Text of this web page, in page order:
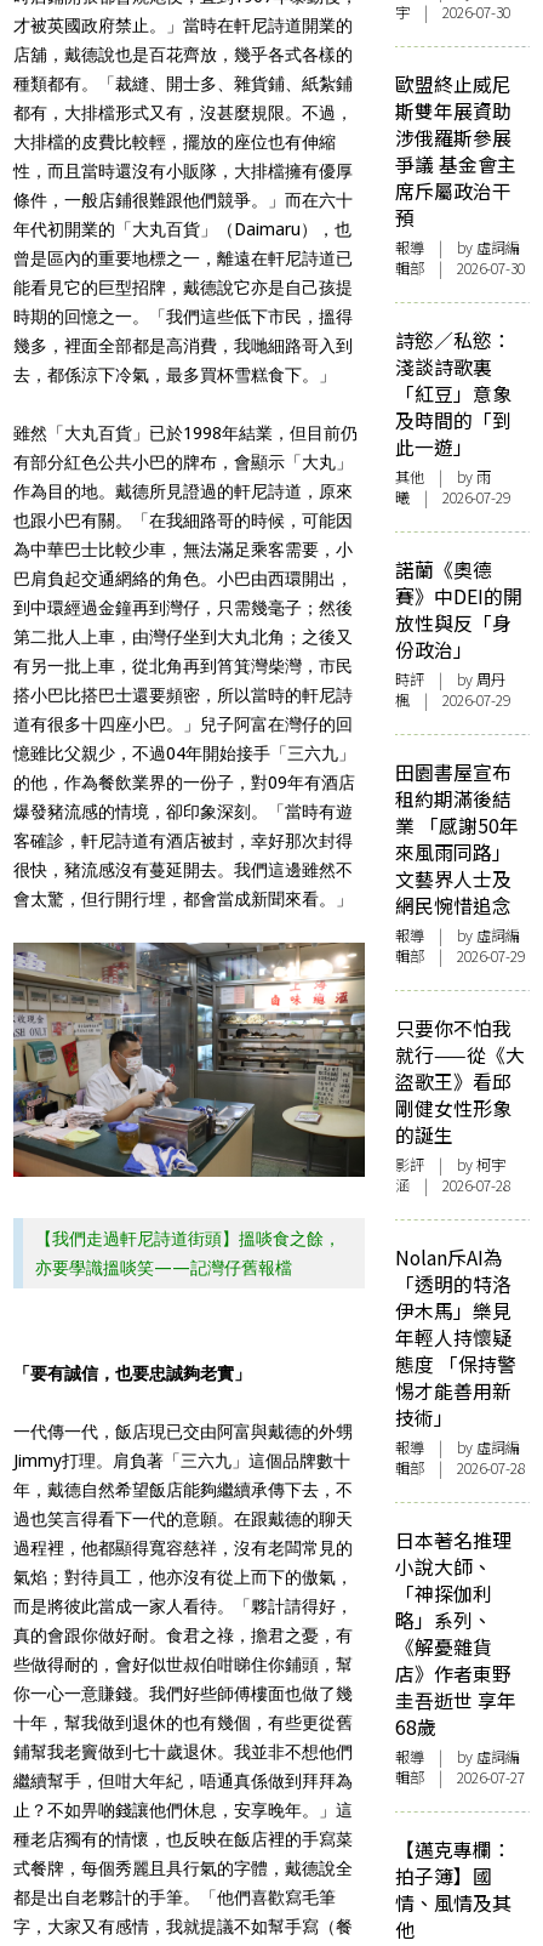
才被英國政府禁止。」當時在軒尼詩道開業的
店舖，戴德說也是百花齊放，幾乎各式各樣的
種類都有。「裁縫、開士多、雜貨鋪、紙紮鋪
都有，大排檔形式又有，沒甚麼規限。不過，
大排檔的皮費比較輕，擺放的座位也有伸縮
性，而且當時還沒有小販隊，大排檔擁有優厚
條件，一般店鋪很難跟他們競爭。」而在六十
年代初開業的「大丸百貨」（Daimaru），也
曾是區內的重要地標之一，離遠在軒尼詩道已
能看見它的巨型招牌，戴德說它亦是自己孩提
時期的回憶之一。「我們這些低下市民，搵得
幾多，裡面全部都是高消費，我哋細路哥入到
去，都係涼下冷氣，最多買杯雪糕食下。」
雖然「大丸百貨」已於1998年結業，但目前仍
有部分紅色公共小巴的牌布，會顯示「大丸」
作為目的地。戴德所見證過的軒尼詩道，原來
也跟小巴有關。「在我細路哥的時候，可能因
為中華巴士比較少車，無法滿足乘客需要，小
巴肩負起交通網絡的角色。小巴由西環開出，
到中環經過金鐘再到灣仔，只需幾毫子；然後
第二批人上車，由灣仔坐到大丸北角；之後又
有另一批上車，從北角再到筲箕灣柴灣，市民
搭小巴比搭巴士還要頻密，所以當時的軒尼詩
道有很多十四座小巴。」兒子阿富在灣仔的回
憶雖比父親少，不過04年開始接手「三六九」
的他，作為餐飲業界的一份子，對09年有酒店
爆發豬流感的情境，卻印象深刻。「當時有遊
客確診，軒尼詩道有酒店被封，幸好那次封得
很快，豬流感沒有蔓延開去。我們這邊雖然不
會太驚，但行開行埋，都會當成新聞來看。」
【我們走過軒尼詩道街頭】搵啖食之餘，
亦要學識搵啖笑——記灣仔舊報檔
「要有誠信，也要忠誠夠老實」
一代傳一代，飯店現已交由阿富與戴德的外甥
Jimmy打理。肩負著「三六九」這個品牌數十
年，戴德自然希望飯店能夠繼續承傳下去，不
過也笑言得看下一代的意願。在跟戴德的聊天
過程裡，他都顯得寬容慈祥，沒有老闆常見的
氣焰；對待員工，他亦沒有從上而下的傲氣，
而是將彼此當成一家人看待。「夥計請得好，
真的會跟你做好耐。食君之祿，擔君之憂，有
些做得耐的，會好似世叔伯咁睇住你鋪頭，幫
你一心一意賺錢。我們好些師傅樓面也做了幾
十年，幫我做到退休的也有幾個，有些更從舊
鋪幫我老竇做到七十歲退休。我並非不想他們
繼續幫手，但咁大年紀，唔通真係做到拜拜為
止？不如畀啲錢讓他們休息，安享晚年。」這
種老店獨有的情懷，也反映在飯店裡的手寫菜
式餐牌，每個秀麗且具行氣的字體，戴德說全
都是出自老夥計的手筆。「他們喜歡寫毛筆
字，大家又有感情，我就提議不如幫手寫（餐
宇 | 2026-07-30
歐盟終止威尼
斯雙年展資助
涉俄羅斯參展
爭議 基金會主
席斥屬政治干
預
報導 | by 虛詞編
輯部 | 2026-07-30
詩慾／私慾：
淺談詩歌裏
「紅豆」意象
及時間的「到
此一遊」
其他 | by 雨
曦 | 2026-07-29
諾蘭《奧德
賽》中DEI的開
放性與反「身
份政治」
時評 | by周丹
楓 | 2026-07-29
田園書屋宣布
租約期滿後結
業 「感謝50年
來風雨同路」
文藝界人士及
網民惋惜追念
報導 | by 虛詞編
輯部 | 2026-07-29
只要你不怕我
就行——從《大
盜歌王》看邱
剛健女性形象
的誕生
影評 | by 柯宇
涵 | 2026-07-28
Nolan斥AI為
「透明的特洛
伊木馬」樂見
年輕人持懷疑
態度 「保持警
惕才能善用新
技術」
報導 | by 虛詞編
輯部 | 2026-07-28
日本著名推理
小說大師、
「神探伽利
略」系列、
《解憂雜貨
店》作者東野
圭吾逝世 享年
68歲
報導 | by 虛詞編
輯部 | 2026-07-27
【邁克專欄：
拍子簿】國
情、風情及其
他